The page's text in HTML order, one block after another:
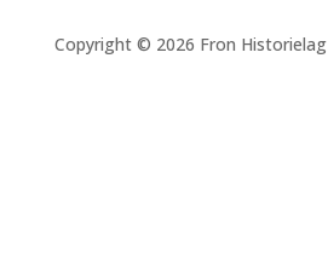
Copyright © 2026 Fron Historielag